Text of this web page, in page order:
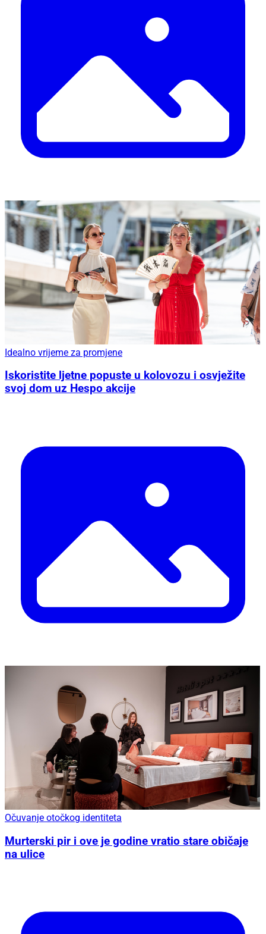
Idealno vrijeme za promjene
Iskoristite ljetne popuste u kolovozu i osvježite
svoj dom uz Hespo akcije
Očuvanje otočkog identiteta
Murterski pir i ove je godine vratio stare običaje
na ulice